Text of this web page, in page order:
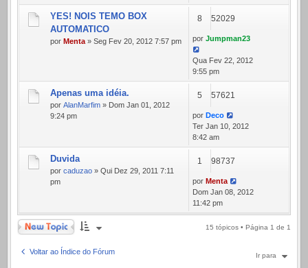
YES! NOIS TEMO BOX
AUTOMATICO
por Menta » Seg Fev 20, 2012 7:57 pm
8 52029
por Jumpman23
Qua Fev 22, 2012
9:55 pm
Apenas uma idéia.
por AlanMarfim » Dom Jan 01, 2012
9:24 pm
5 57621
por Deco
Ter Jan 10, 2012
8:42 am
Duvida
por caduzao » Qui Dez 29, 2011 7:11
pm
1 98737
por Menta
Dom Jan 08, 2012
11:42 pm
Novo Tópico 15 tópicos • Página 1 de 1
Voltar ao Índice do Fórum Ir para